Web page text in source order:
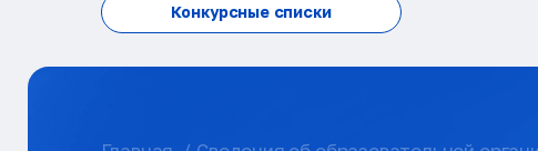
Конкурсные списки